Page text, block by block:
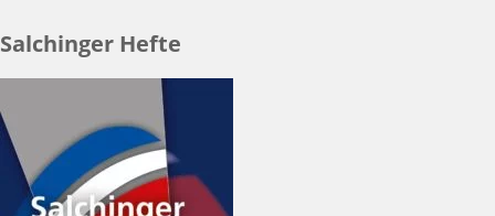
Salchinger Hefte